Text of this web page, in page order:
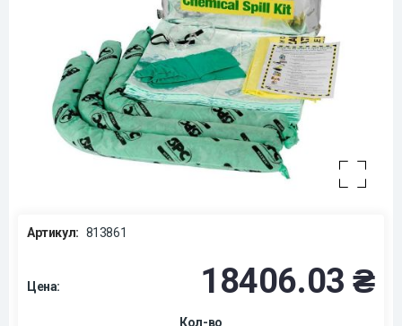
Артикул: 813861
Цена: 18406.03 ₴
Кол-во